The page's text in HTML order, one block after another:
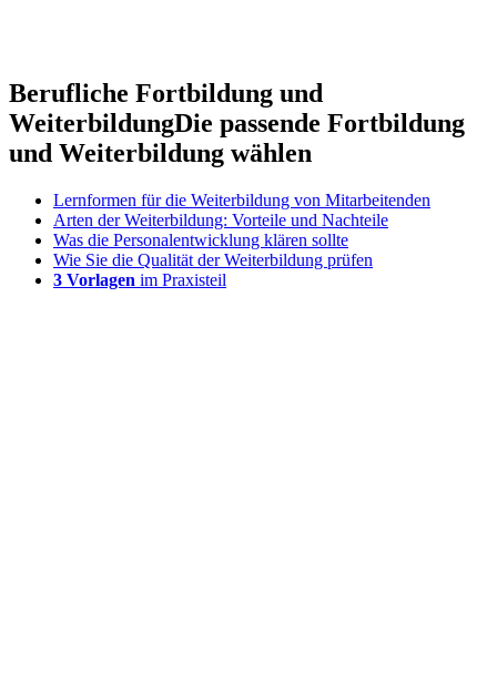
Berufliche Fortbildung und
WeiterbildungDie passende Fortbildung
und Weiterbildung wählen
Lernformen für die Weiterbildung von Mitarbeitenden
Arten der Weiterbildung: Vorteile und Nachteile
Was die Personalentwicklung klären sollte
Wie Sie die Qualität der Weiterbildung prüfen
3 Vorlagen im Praxisteil